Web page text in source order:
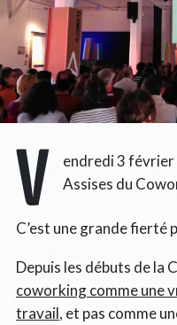
V
endredi 3 février
Assises du
C’est une grande fierté
Depuis les débuts de la
coworking comme une
travail, et pas comme